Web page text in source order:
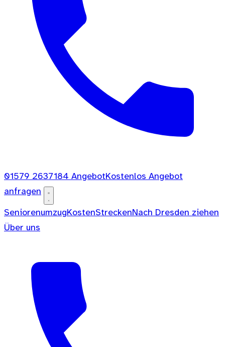
01579 2637184 AngebotKostenlos Angebot
anfragen
SeniorenumzugKostenStreckenNach Dresden ziehen
Über uns